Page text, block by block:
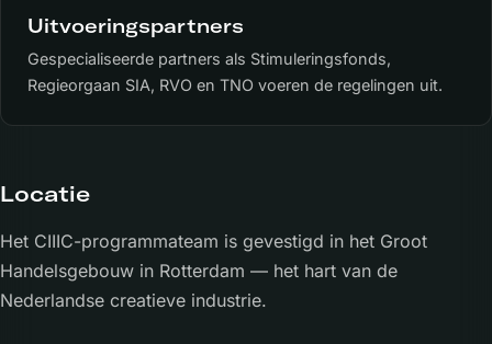
Uitvoeringspartners
Gespecialiseerde partners als Stimuleringsfonds,
Regieorgaan SIA, RVO en TNO voeren de regelingen uit.
Locatie
Het CIIIC-programmateam is gevestigd in het Groot
Handelsgebouw in Rotterdam — het hart van de
Nederlandse creatieve industrie.